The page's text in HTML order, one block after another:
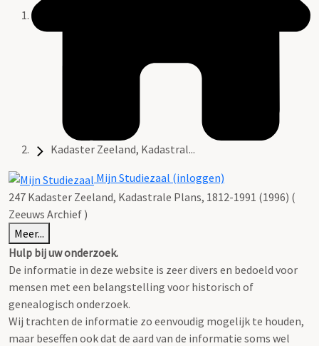
Kadaster Zeeland, Kadastral...
Mijn Studiezaal (inloggen)
247 Kadaster Zeeland, Kadastrale Plans, 1812-1991 (1996) (
Zeeuws Archief )
Meer...
Hulp bij uw onderzoek.
De informatie in deze website is zeer divers en bedoeld voor
mensen met een belangstelling voor historisch of
genealogisch onderzoek.
Wij trachten de informatie zo eenvoudig mogelijk te houden,
maar beseffen ook dat de aard van de informatie soms wel